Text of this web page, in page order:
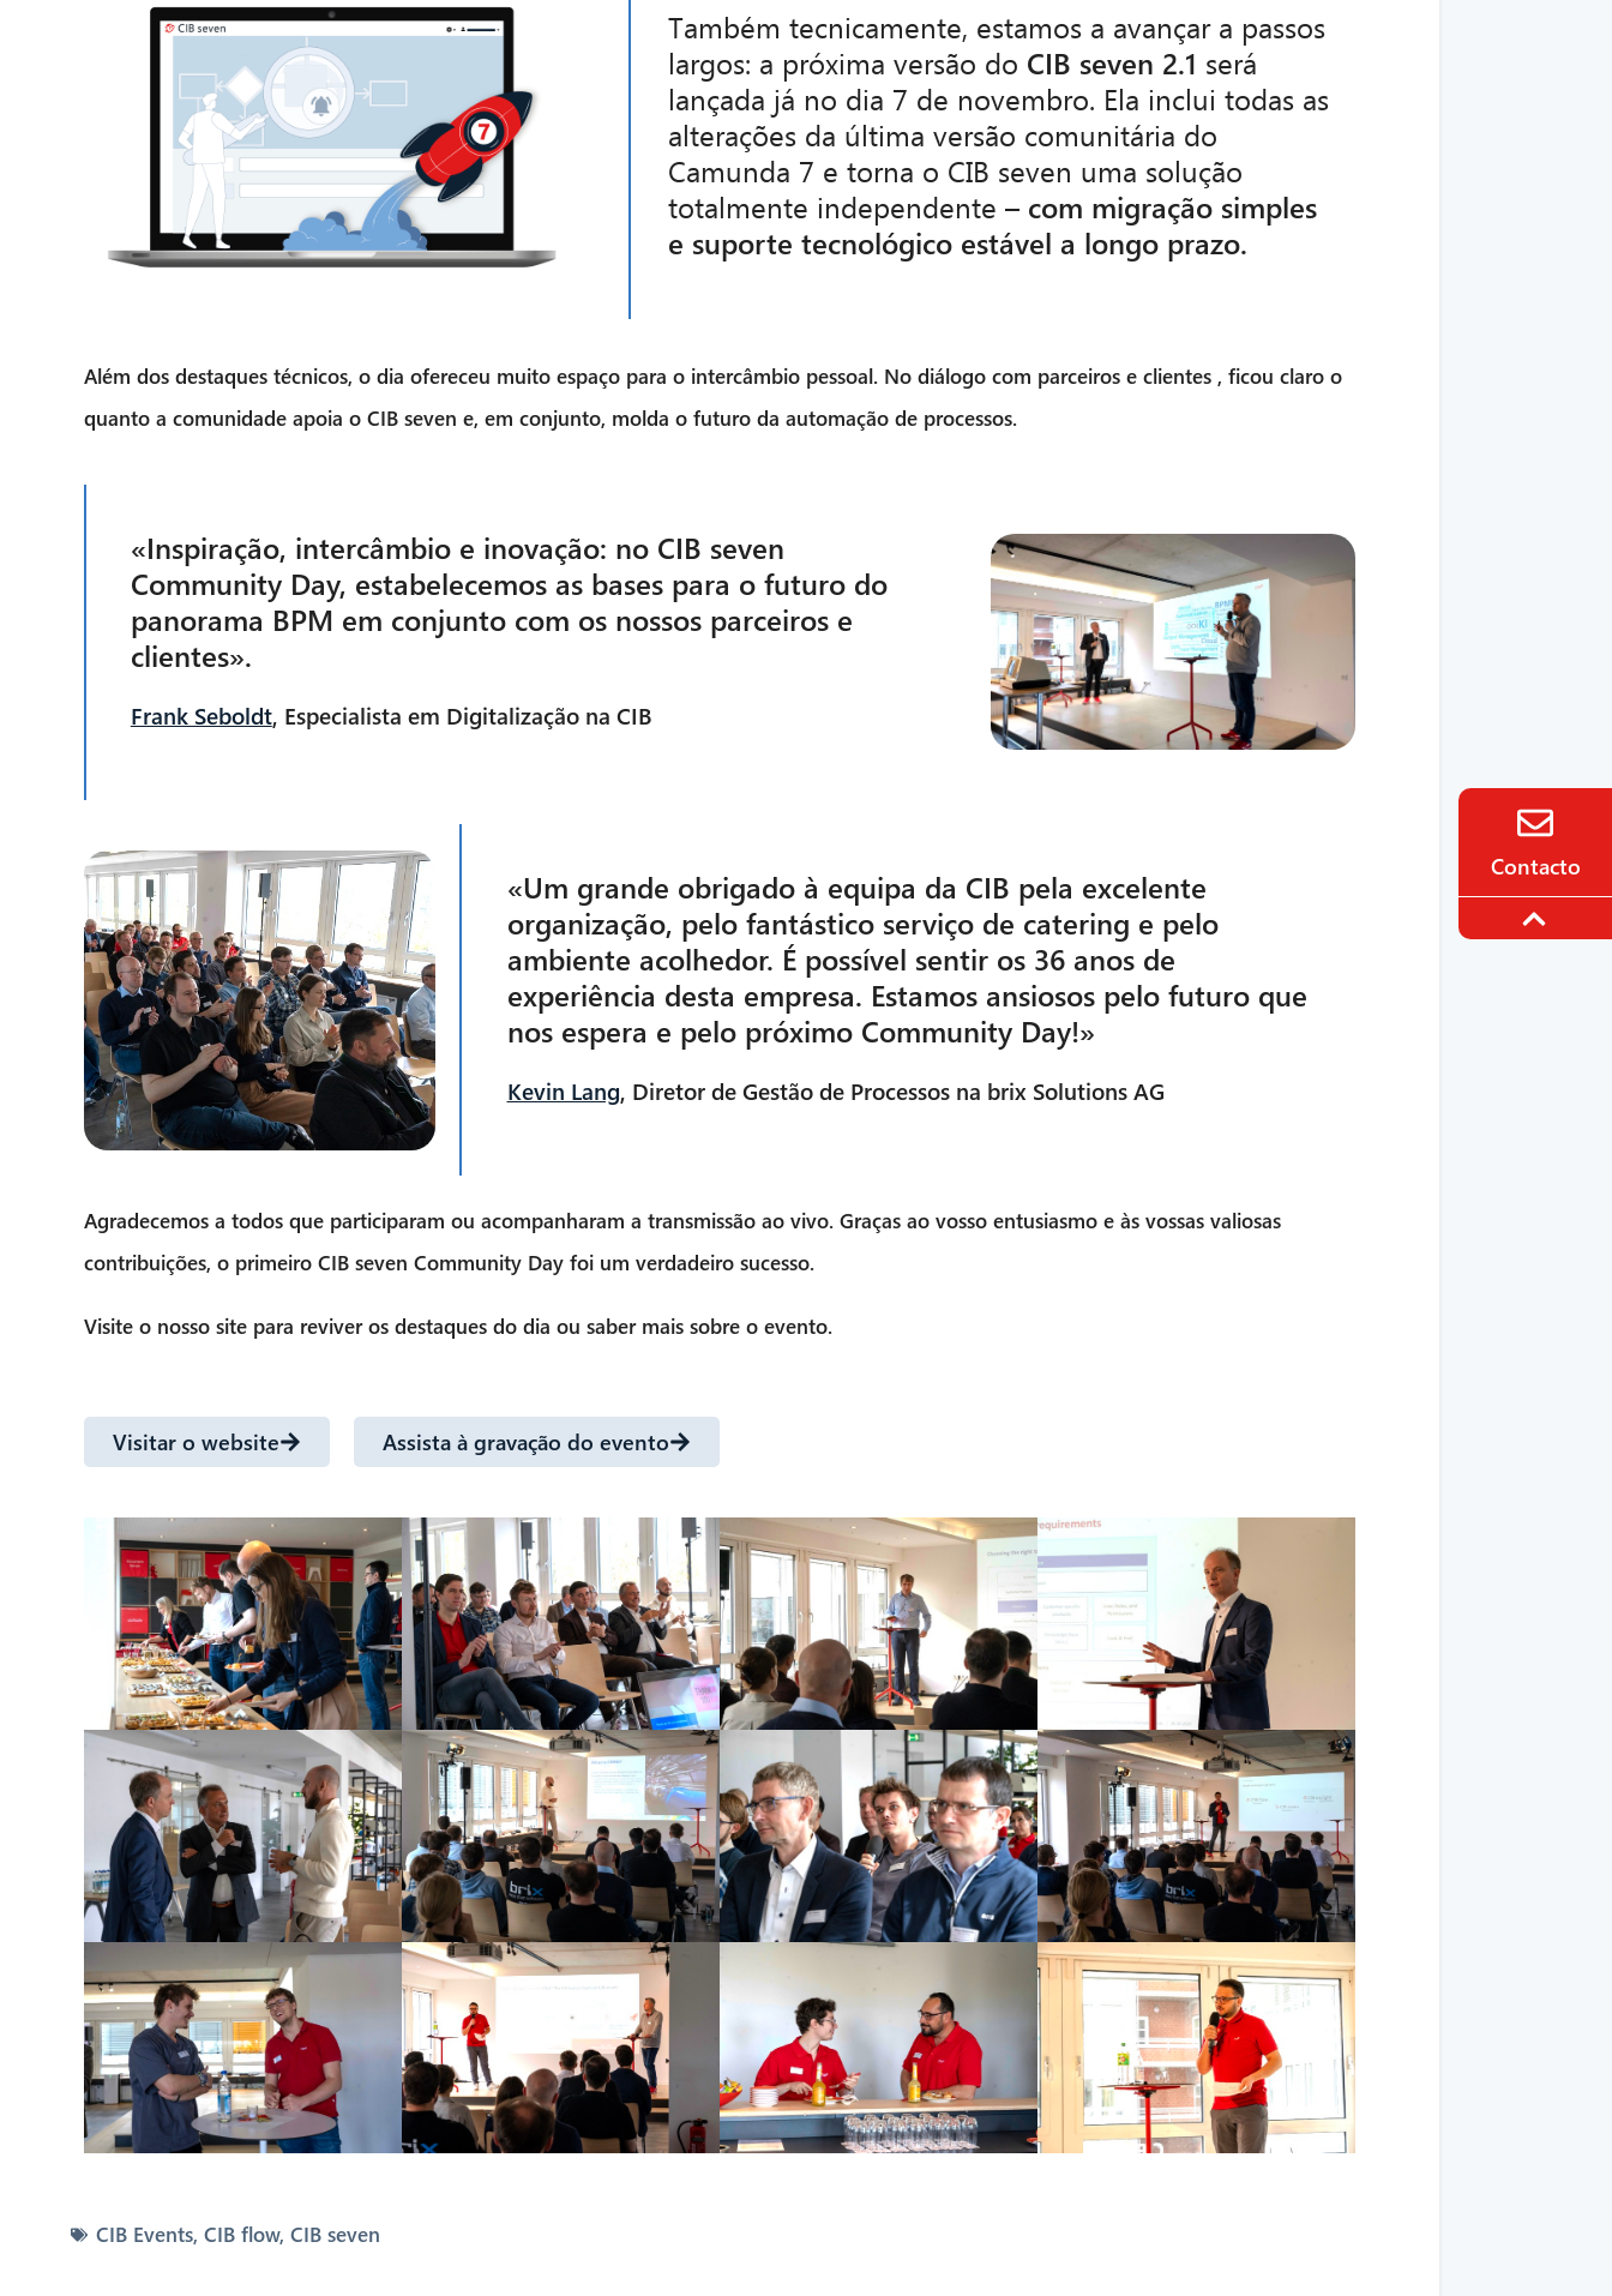
Também tecnicamente, estamos a avançar a passos
largos: a próxima versão do CIB seven 2.1 será
lançada já no dia 7 de novembro. Ela inclui todas as
alterações da última versão comunitária do
Camunda 7 e torna o CIB seven uma solução
totalmente independente – com migração simples
e suporte tecnológico estável a longo prazo.
Além dos destaques técnicos, o dia ofereceu muito espaço para o intercâmbio pessoal. No diálogo com parceiros e clientes , ficou claro o
quanto a comunidade apoia o CIB seven e, em conjunto, molda o futuro da automação de processos.
«Inspiração, intercâmbio e inovação: no CIB seven
Community Day, estabelecemos as bases para o futuro do
panorama BPM em conjunto com os nossos parceiros e
clientes».
Frank Seboldt, Especialista em Digitalização na CIB
«Um grande obrigado à equipa da CIB pela excelente
organização, pelo fantástico serviço de catering e pelo
ambiente acolhedor. É possível sentir os 36 anos de
experiência desta empresa. Estamos ansiosos pelo futuro que
nos espera e pelo próximo Community Day!»
Kevin Lang, Diretor de Gestão de Processos na brix Solutions AG
Agradecemos a todos que participaram ou acompanharam a transmissão ao vivo. Graças ao vosso entusiasmo e às vossas valiosas
contribuições, o primeiro CIB seven Community Day foi um verdadeiro sucesso.
Visite o nosso site para reviver os destaques do dia ou saber mais sobre o evento.
Visitar o website Assista à gravação do evento
CIB Events, CIB flow, CIB seven
Contacto